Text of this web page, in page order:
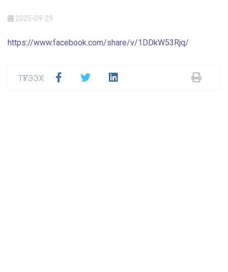
2025-09-29
https://www.facebook.com/share/v/1DDkW53Rjq/
ТҮГЭЭХ: